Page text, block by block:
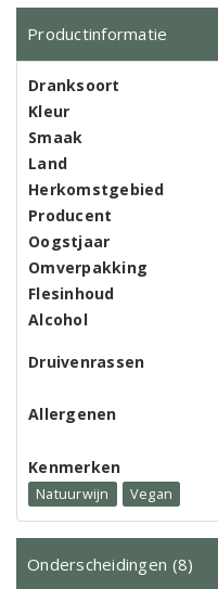
Productinformatie
Dranksoort
Kleur
Smaak
Land
Herkomstgebied
Producent
Oogstjaar
Omverpakking
Flesinhoud
Alcohol
Druivenrassen
Allergenen
Kenmerken
Natuurwijn Vegan
Onderscheidingen (8)